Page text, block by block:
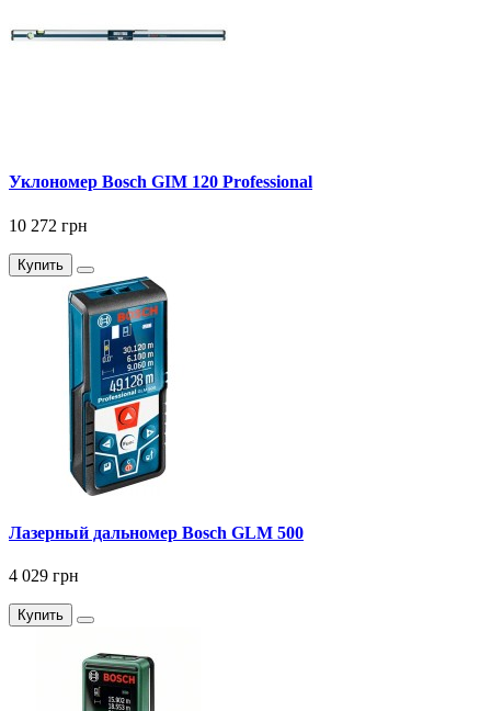
Уклономер Bosch GIM 120 Professional
10 272 грн
Купить
Лазерный дальномер Bosch GLM 500
4 029 грн
Купить